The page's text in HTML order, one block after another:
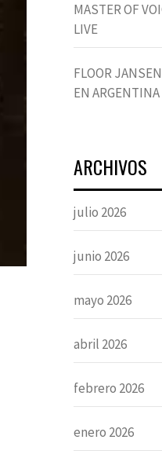
MASTER OF
LIVE
FLOOR
EN ARGENTINA
ARCHIVOS
julio 2026
junio 2026
mayo 2026
abril 2026
febrero 2026
enero 2026